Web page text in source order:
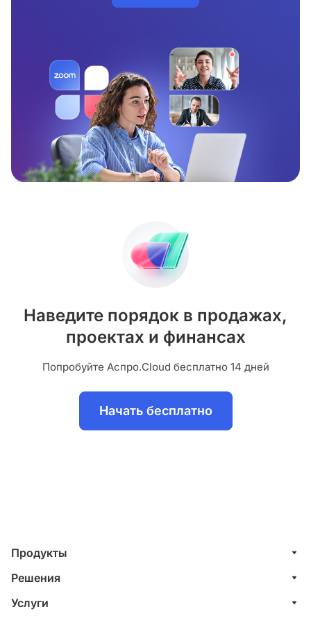
Наведите порядок в продажах,
проектах и финансах
Попробуйте Аспро.Cloud бесплатно 14 дней
Начать бесплатно
Продукты
Управление клиентами (CRM)
Проекты
Решения
ИТ-компании
Услуги